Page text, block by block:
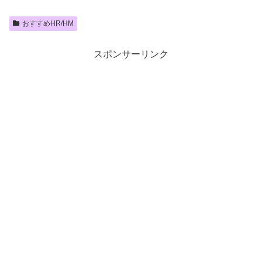
おすすめHR/HM
スポンサーリンク